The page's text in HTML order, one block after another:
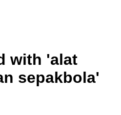
with 'alat
sepakbola'